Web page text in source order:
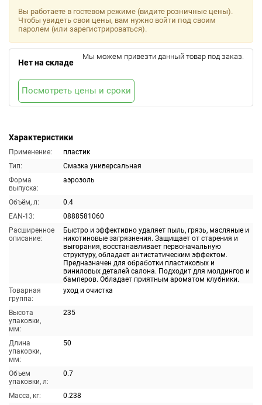
Характеристики
Применение:
пластик
Тип:
Смазка универсальная
Форма
выпуска:
аэрозоль
Объём, л:
0.4
EAN-13:
0888581060
Расширенное
описание:
Быстро и эффективно удаляет пыль, грязь, масляные и
никотиновые загрязнения. Защищает от старения и
выгорания, восстанавливает первоначальную
структуру, обладает антистатическим эффектом.
Предназначен для обработки пластиковых и
виниловых деталей салона. Подходит для молдингов и
бамперов. Обладает приятным ароматом клубники.
Товарная
группа:
уход и очистка
Высота
упаковки,
мм:
235
Длина
упаковки,
мм:
50
Объем
упаковки, л:
0.7
Масса, кг:
0.238
Вы работаете в гостевом режиме (видите розничные цены).
Чтобы увидеть свои цены, вам нужно войти под своим
паролем (или зарегистрироваться).
Нет на складе
Мы можем привезти данный товар под заказ.
Посмотреть цены и сроки